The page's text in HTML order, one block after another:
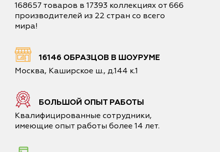
168657 товаров в 17393 коллекциях от 666
производителей из 22 стран со всего
мира!
16146 ОБРАЗЦОВ В ШОУРУМЕ
Москва, Каширское ш., д.144 к.1
БОЛЬШОЙ ОПЫТ РАБОТЫ
Квалифицированные сотрудники,
имеющие опыт работы более 14 лет.